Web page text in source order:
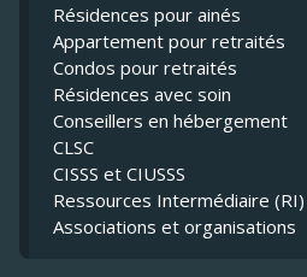
Résidences pour ainés
Appartement pour retraités
Condos pour retraités
Résidences avec soin
Conseillers en hébergement
CLSC
CISSS et CIUSSS
Ressources Intermédiaire (RI)
Associations et organisations